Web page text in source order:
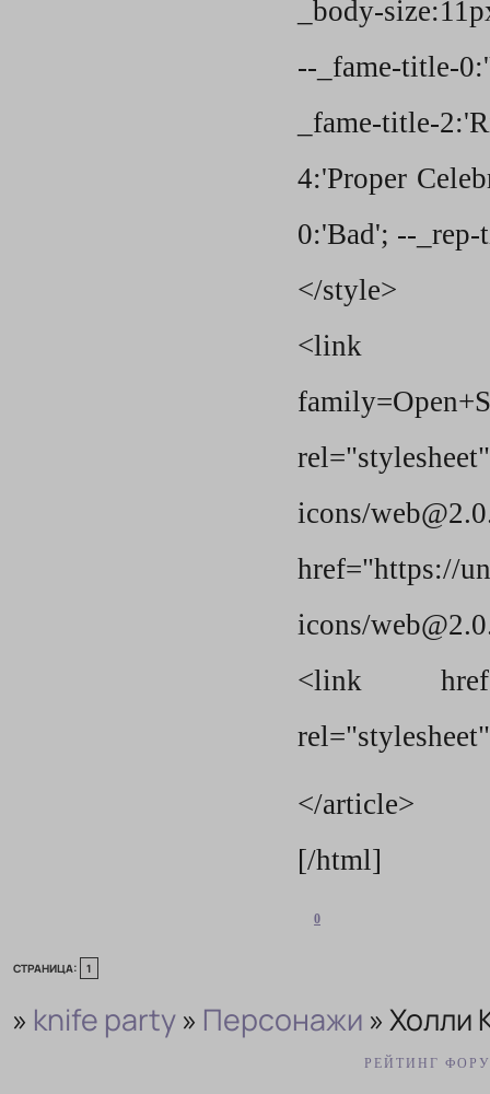
_body-
--_fame-title-
_fame-title-
4:'Proper
0:'Bad'; --
</style>
<link
icons/
href="https://
icons/
<link
</article>
[/html]
0
СТРАНИЦА: 1
» knife party» Персонажи »Холли
РЕЙТИНГ